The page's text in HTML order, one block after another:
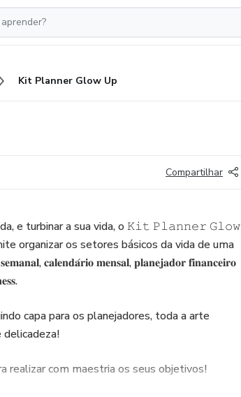
Kit Planner Glow Up
Compartilhar
e turbinar a sua vida, o 𝙺𝚒𝚝 𝙿𝚕𝚊𝚗𝚗𝚎𝚛 𝙶𝚕𝚘𝚠
organizar os setores básicos da vida de uma
𝐜𝐚𝐥𝐞𝐧𝐝𝐚́𝐫𝐢𝐨 𝐦𝐞𝐧𝐬𝐚𝐥, 𝐩𝐥𝐚𝐧𝐞𝐣𝐚𝐝𝐨𝐫 𝐟𝐢𝐧𝐚𝐧𝐜𝐞𝐢𝐫𝐨
capa para os planejadores, toda a arte
realizar com maestria os seus objetivos!